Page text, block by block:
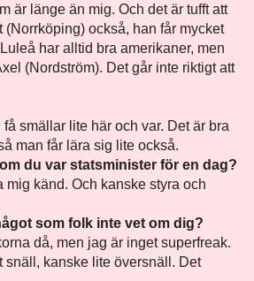
är länge än mig. Och det är tufft att
(Norrköping) också, han får mycket
har alltid bra amerikaner, men
(Nordström). Det går inte riktigt att
smällar lite här och var. Det är bra
man får lära sig lite också.
du var statsminister för en dag?
mig känd. Och kanske styra och
som folk inte vet om dig?
då, men jag är inget superfreak.
snäll, kanske lite översnäll. Det